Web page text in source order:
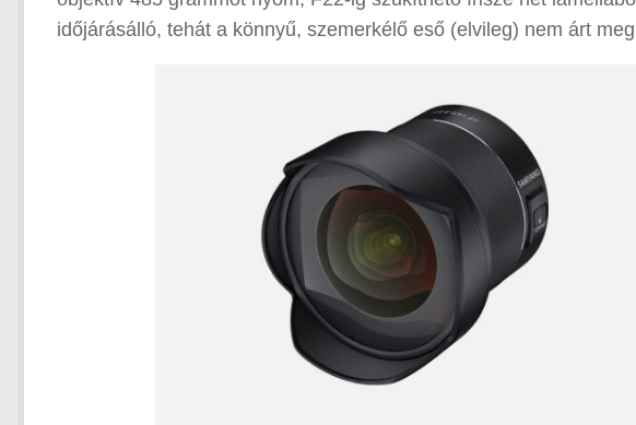
időjárásálló, tehát a könnyű, szemerkélő eső (elvileg) nem árt